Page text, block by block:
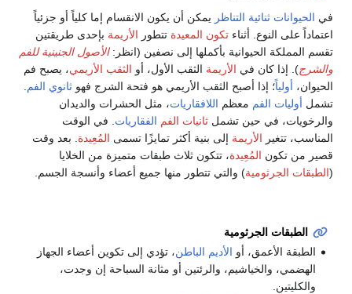
في الحيوانات ثنائية التناظر يمكن أن يكون الانقسام إما كلياً أو جزئياً
اعتماداً على النوع. أثناء تكون المعيدة تتطور الأريمة بإحدى طريقتين
تقسم المملكة الحيوانية بأكملها إلى نصفين (انظر:الأصول الجنينية للفم
والشرج). إذا كان في الأريمة الثقب الأول، أو الثقب الأريمي، يصبح فم
الحيوان، أولياً؛ إذا أصبح الثقب الأريمي هو فتحة الشرج فهو ثانوي الفم
تشمل أوليات الفم معظم اللافقاريات، مثل الحشرات والديدان
والرخويات، في حين تشمل ثانيات الفم الفقاريات . في الوقت
المناسب، تتغير الأريمة إلى بنية أكثر تمايزًا تسمى المُعِيدة . بعد وقت
قصير من تكون المُعِيدة، تتكون ثلاث طبقات متميزة من الخلايا
(الطبقات الجرثومية) والتي تتطور منها جميع أعضاء وأنسجة الجسم.
الطبقات الجرثومية
الطبقة الأعمق، أو الأديم الباطن، تؤدي إلى تكوين أعضاء الجهاز
الهضمي، والخياشيم، والرئتين أو مثانة السباحة إن وجدت،
والكليتين.